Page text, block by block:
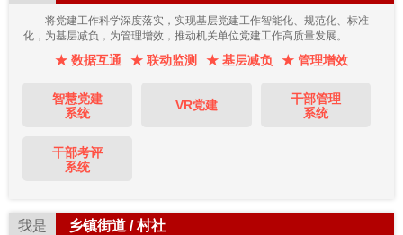
将党建工作科学深度落实，实现基层党建工作智能化、规范化、标准
化，为基层减负，为管理增效，推动机关单位党建工作高质量发展。
★ 数据互通 ★ 联动监测 ★ 基层减负 ★ 管理增效
智慧党建
系统
VR党建
干部管理
系统
干部考评
系统
我是 乡镇街道 / 村社